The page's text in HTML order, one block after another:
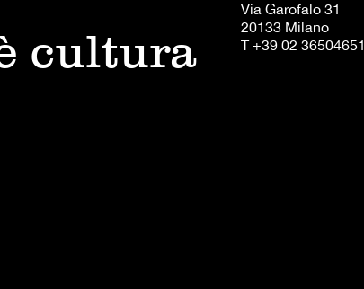
cultura
Via Garofalo 31
20133 Milano
T +39 02 36504651